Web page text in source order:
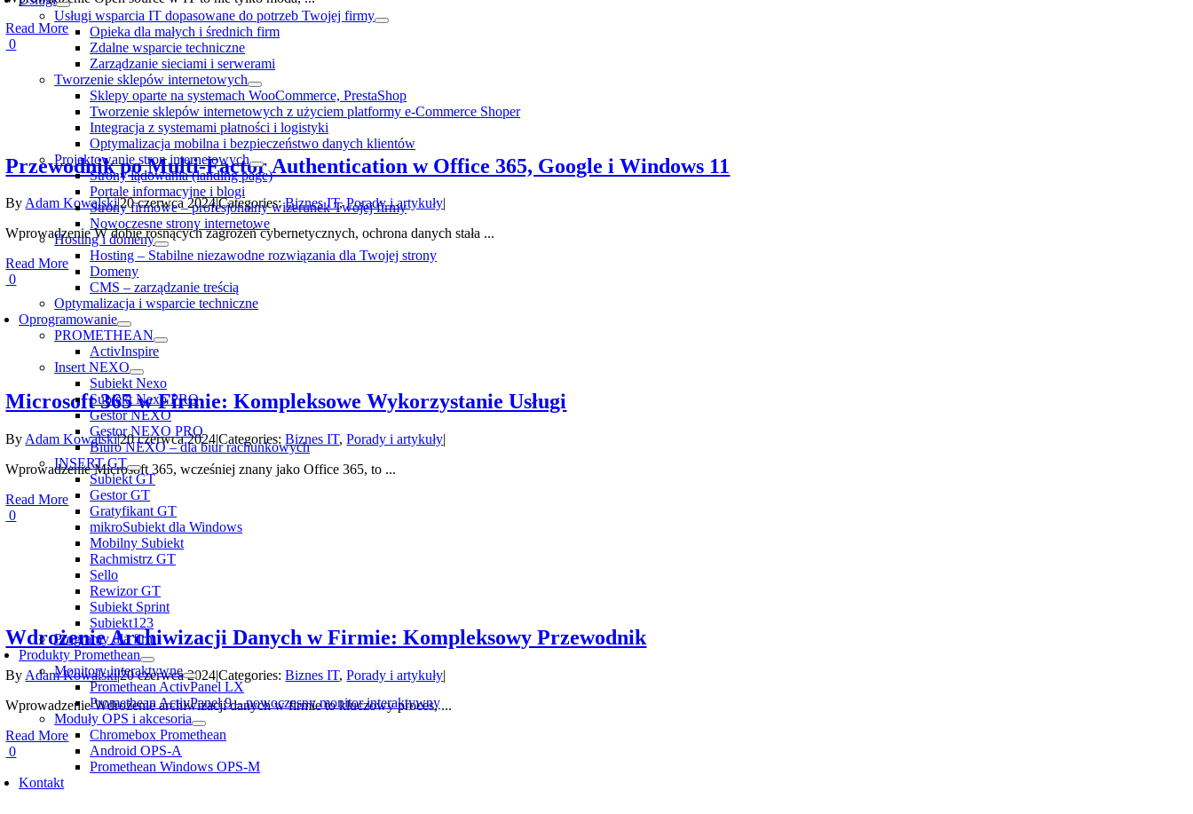
Usługi wsparcia IT dopasowane do potrzeb Twojej firmy
Opieka dla małych i średnich firm
Zdalne wsparcie techniczne
Zarządzanie sieciami i serwerami
Tworzenie sklepów internetowych
Sklepy oparte na systemach WooCommerce, PrestaShop
Tworzenie sklepów internetowych z użyciem platformy e-Commerce Shoper
Integracja z systemami płatności i logistyki
Optymalizacja mobilna i bezpieczeństwo danych klientów
Projektowanie stron internetowych
Strony lądowania (landing page)
Portale informacyjne i blogi
Strony firmowe – profesjonalny wizerunek Twojej firmy
Nowoczesne strony internetowe
Hosting i domeny
Hosting – Stabilne niezawodne rozwiązania dla Twojej strony
Domeny
CMS – zarządzanie treścią
Optymalizacja i wsparcie techniczne
Oprogramowanie
PROMETHEAN
ActivInspire
Insert NEXO
Subiekt Nexo
Subiekt Nexo PRO
Gestor NEXO
Gestor NEXO PRO
Biuro NEXO – dla biur rachunkowych
INSERT GT
Subiekt GT
Gestor GT
Gratyfikant GT
mikroSubiekt dla Windows
Mobilny Subiekt
Rachmistrz GT
Sello
Rewizor GT
Subiekt Sprint
Subiekt123
Programy dla firm
Produkty Promethean
Monitory interaktywne
Promethean ActivPanel LX
Promethean ActivPanel 9 – nowoczesny monitor interaktywny
Moduły OPS i akcesoria
Chromebox Promethean
Android OPS-A
Promethean Windows OPS-M
Kontakt
Read More
0
Przewodnik po Multi-Factor Authentication w Office 365, Google i Windows 11
ByAdam Kowalski|20 czerwca 2024|Categories:Biznes IT,Porady i artykuły|
Wprowadzenie W dobie rosnących zagrożeń cybernetycznych, ochrona danych stała ...
Read More
0
Microsoft 365 w Firmie: Kompleksowe Wykorzystanie Usługi
By Adam Kowalski|20 czerwca 2024|Categories:Biznes IT,Porady i artykuły|
Wprowadzenie Microsoft 365, wcześniej znany jako Office 365, to ...
Read More
0
Wdrożenie Archiwizacji Danych w Firmie: Kompleksowy Przewodnik
By Adam Kowalski|20 czerwca 2024|Categories:Biznes IT,Porady i artykuły|
Wprowadzenie Wdrożenie archiwizacji danych w firmie to kluczowy proces, ...
Read More
0